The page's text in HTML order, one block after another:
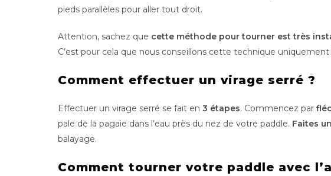
pieds parallèles pour aller tout droit.
Attention, sachez que cette méthode pour tourner est très
C’est pour cela que nous conseillons cette technique uniquement
Comment effectuer un virage serré ?
Effectuer un virage serré se fait en3 étapes. Commencez par
pale de la pagaie dans l’eau près du nez de votre paddle. Faites
balayage.
Comment tourner votre paddle avec